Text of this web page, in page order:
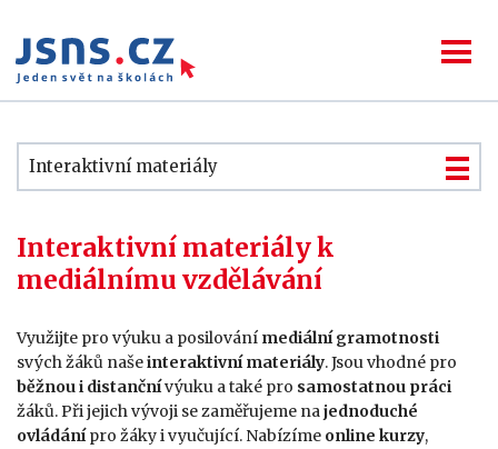
Interaktivní materiály
Interaktivní materiály k
mediálnímu vzdělávání
Využijte pro výuku a posilování mediální gramotnosti
svých žáků našeinteraktivní materiály. Jsou vhodné pro
běžnou i distančnívýuku a také pro samostatnou práci
žáků. Při jejich vývoji se zaměřujeme najednoduché
ovládánípro žáky i vyučující. Nabízíme online kurzy,